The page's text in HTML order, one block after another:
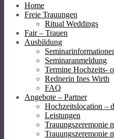
Home
Freie Trauungen
Ritual Weddings
Fair – Trauen
Ausbildung
Seminaranmeldung
Termine Hochzeits-
Rednerin Ines Wirth
FAQ
Angebote – Partner
Hochzeitslocation –
Leistungen
Trauungszeremonie
Trauungszeremonie